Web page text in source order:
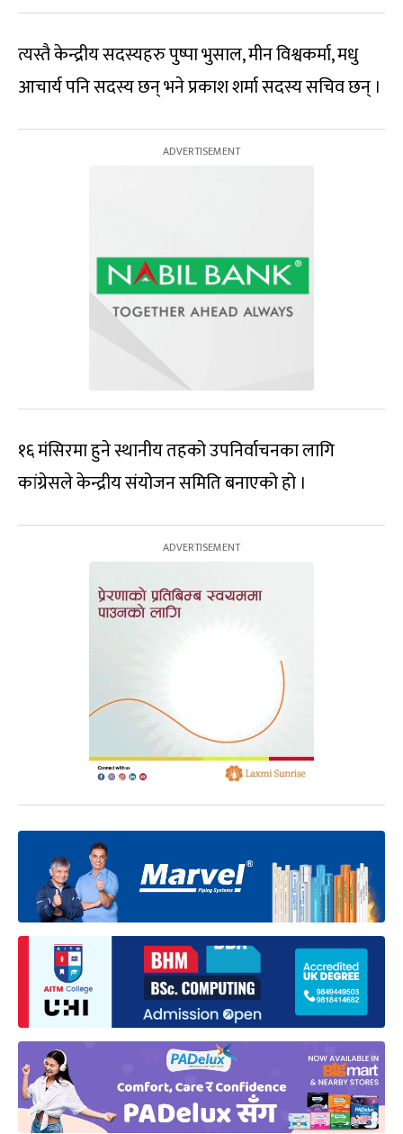
त्यस्तै केन्द्रीय सदस्यहरु पुष्पा भुसाल, मीन विश्वकर्मा, मधु
आचार्य पनि सदस्य छन् भने प्रकाश शर्मा सदस्य सचिव छन् ।
१६ मंसिरमा हुने स्थानीय तहको उपनिर्वाचनका लागि
कांग्रेसले केन्द्रीय संयोजन समिति बनाएको हो ।